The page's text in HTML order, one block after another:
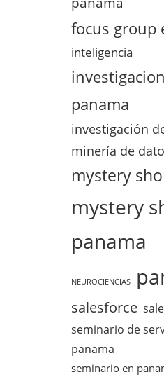
focus group
inteligencia
panama
investigación
minería de
mystery
mystery
panama
NEUROCIENCIAS
salesforce
seminario de
panama
seminario en